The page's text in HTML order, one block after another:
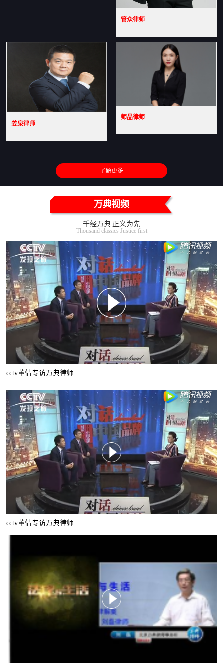
管众律师
姜泉律师
师晶律师
了解更多
万典视频
千经万典 正义为先
Thousand classics Justice first
cctv董倩专访万典律师
cctv董倩专访万典律师